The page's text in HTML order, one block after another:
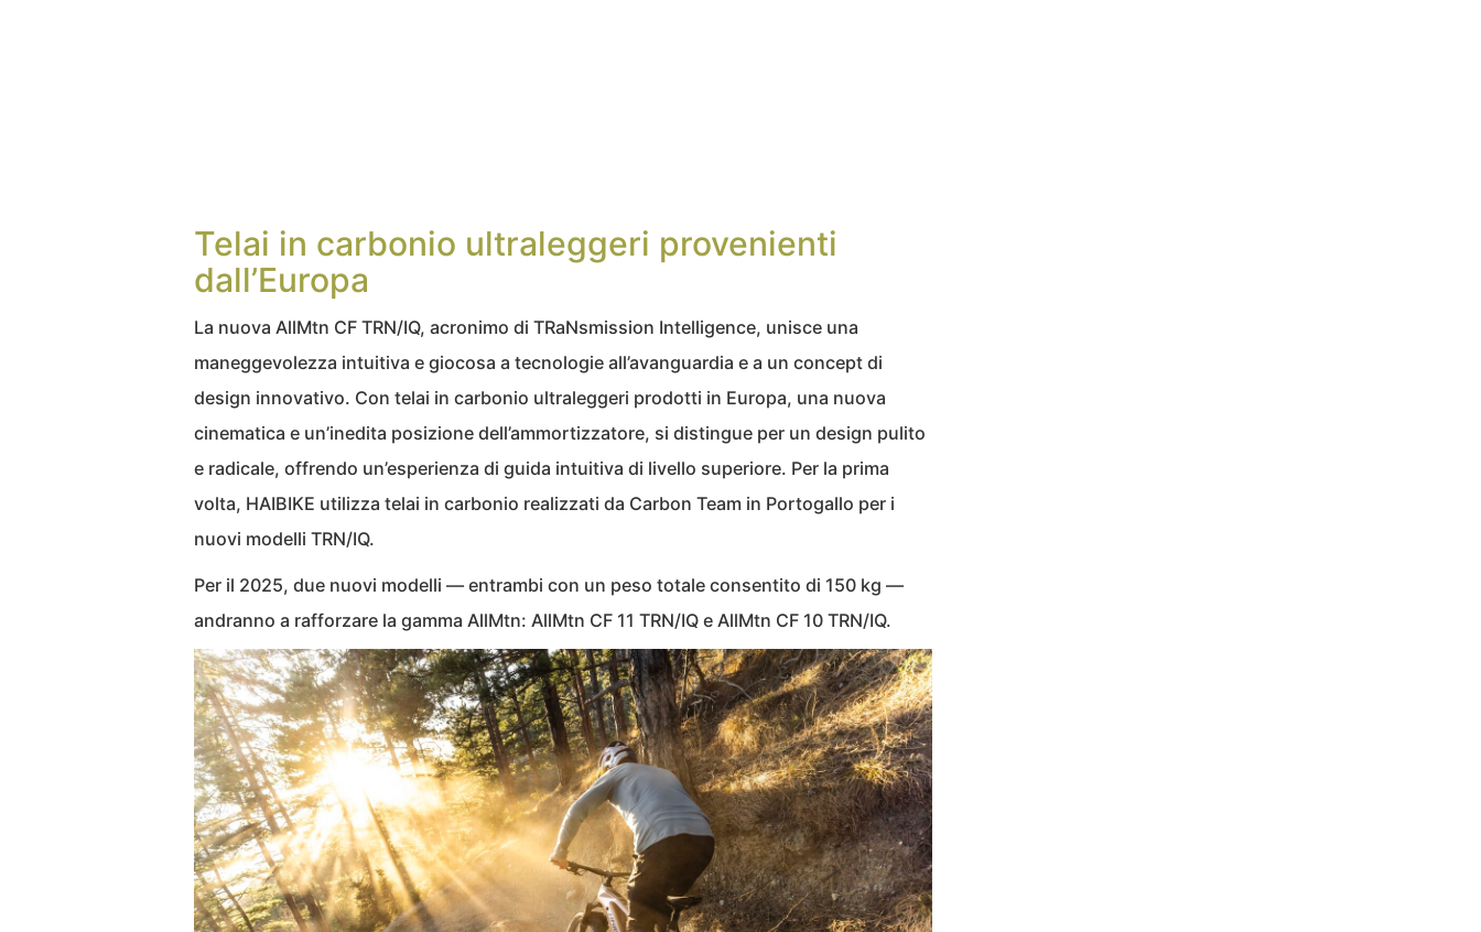
Telai in carbonio ultraleggeri provenienti
dall’Europa
La nuova AllMtn CF TRN/IQ, acronimo di TRaNsmission Intelligence, unisce una
maneggevolezza intuitiva e giocosa a tecnologie all’avanguardia e a un concept di
design innovativo. Con telai in carbonio ultraleggeri prodotti in Europa, una nuova
cinematica e un’inedita posizione dell’ammortizzatore, si distingue per un design pulito
e radicale, offrendo un’esperienza di guida intuitiva di livello superiore. Per la prima
volta, HAIBIKE utilizza telai in carbonio realizzati da Carbon Team in Portogallo per i
nuovi modelli TRN/IQ.
Per il 2025, due nuovi modelli — entrambi con un peso totale consentito di 150 kg —
andranno a rafforzare la gamma AllMtn: AllMtn CF 11 TRN/IQ e AllMtn CF 10 TRN/IQ.